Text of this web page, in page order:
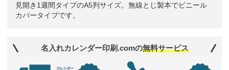
見開き1週間タイプのA5判サイズ。無線とじ製本でビニール
カバータイプです。
名入れカレンダー印刷.comの無料サービス